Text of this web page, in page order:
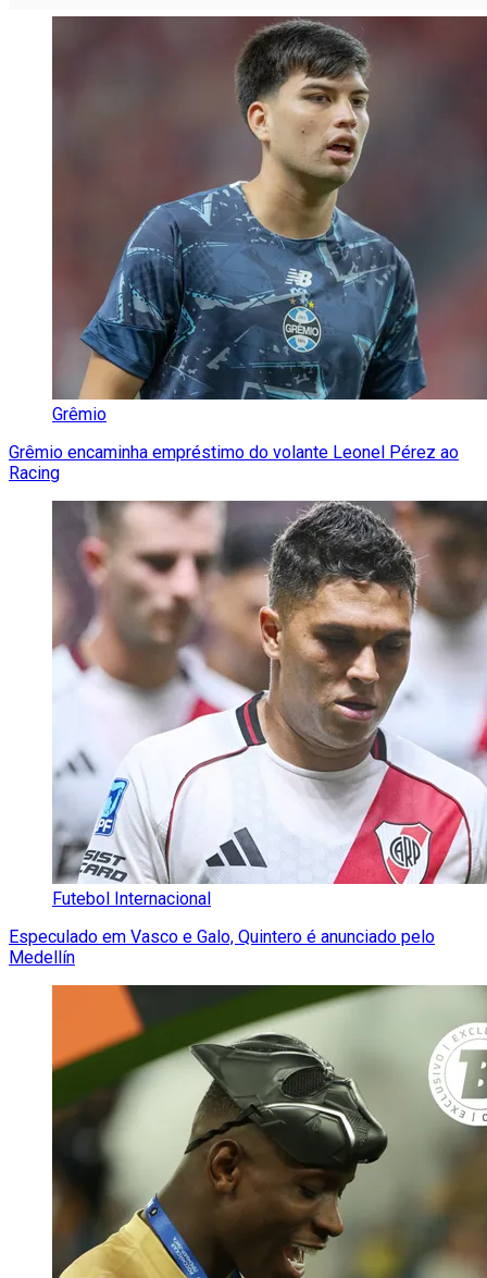
Grêmio
Grêmio encaminha empréstimo do volante Leonel Pérez ao
Racing
Futebol Internacional
Especulado em Vasco e Galo, Quintero é anunciado pelo
Medellín